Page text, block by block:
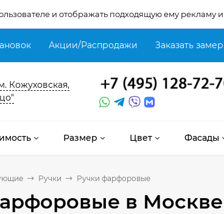
и отображать подходящую ему рекламу
Акции/Распродажи Заказать замер
Кожуховская,
Размер Цвет Фасады
Ручки Ручки фарфоровые
в Москве